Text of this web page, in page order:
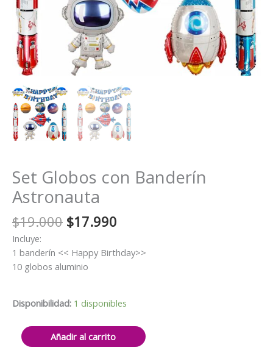
Set Globos con Banderín
Astronauta
$19.000 El
original
era:
$17.990
actual
es:
Incluye:
1 banderín << Happy Birthday>>
10 globos aluminio
Disponibilidad: 1 disponibles
Set
Globos
Añadir al carrito